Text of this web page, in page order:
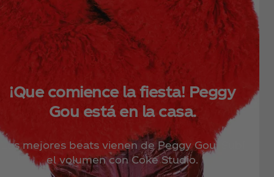
¡Que comience la fiesta! Peggy
Gou está en la casa.
Los mejores beats vienen de Peggy Gou. Subí
el volumen con Coke Studio.